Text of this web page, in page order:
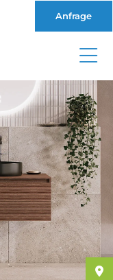
Anfrage